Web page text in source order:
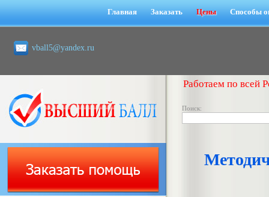
Главная Заказать Цены Способы
vball5@yandex.ru
Работаем по всей
Поиск: